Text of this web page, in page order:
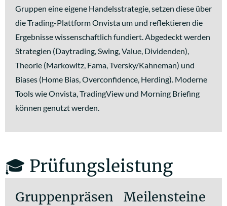
Gruppen eine eigene Handelsstrategie, setzen diese über
die Trading-Plattform Onvista um und reflektieren die
Ergebnisse wissenschaftlich fundiert. Abgedeckt werden
Strategien (Daytrading, Swing, Value, Dividenden),
Theorie (Markowitz, Fama, Tversky/Kahneman) und
Biases (Home Bias, Overconfidence, Herding). Moderne
Tools wie Onvista, TradingView und Morning Briefing
können genutzt werden.
🎓 Prüfungsleistung
GruppenpräsentationMeilensteine